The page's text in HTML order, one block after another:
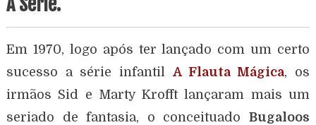
Em 1970, logo após ter lançado com um certo
sucesso a série infantil A Flauta Mágica, os
irmãos Sid e Marty Krofft lançaram mais um
seriado de fantasia, o conceituadoBugaloos